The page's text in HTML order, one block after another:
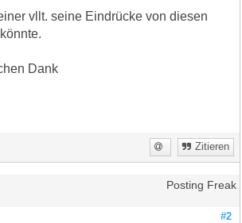
vllt. seine Eindrücke von diesen
Dank
Zitieren
Posting Freak
#2